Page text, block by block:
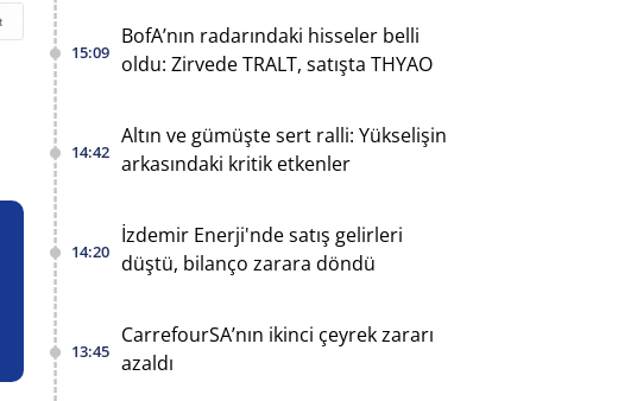
15:09
BofA’nın radarındaki hisseler belli
oldu: Zirvede TRALT, satışta THYAO
14:42
Altın ve gümüşte sert ralli: Yükselişin
arkasındaki kritik etkenler
14:20
İzdemir Enerji'nde satış gelirleri
düştü, bilanço zarara döndü
13:45
CarrefourSA’nın ikinci çeyrek zararı
azaldı